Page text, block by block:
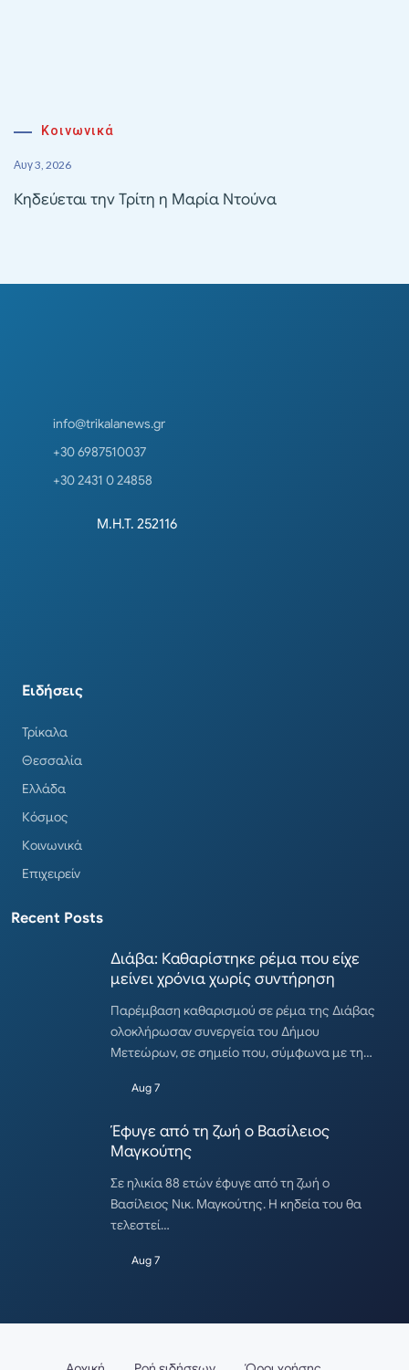
Κοινωνικά
Αυγ 3, 2026
Κηδεύεται την Τρίτη η Μαρία Ντούνα
info@trikalanews.gr
+30 6987510037
+30 2431 0 24858
Μ.Η.Τ. 252116
Ειδήσεις
Τρίκαλα
Θεσσαλία
Ελλάδα
Κόσμος
Κοινωνικά
Επιχειρείν
Recent Posts
Διάβα: Καθαρίστηκε ρέμα που είχε
μείνει χρόνια χωρίς συντήρηση
Παρέμβαση καθαρισμού σε ρέμα της Διάβας
ολοκλήρωσαν συνεργεία του Δήμου
Μετεώρων, σε σημείο που, σύμφωνα με τη…
Aug 7
Έφυγε από τη ζωή ο Βασίλειος
Μαγκούτης
Σε ηλικία 88 ετών έφυγε από τη ζωή ο
Βασίλειος Νικ. Μαγκούτης. Η κηδεία του θα
τελεστεί…
Aug 7